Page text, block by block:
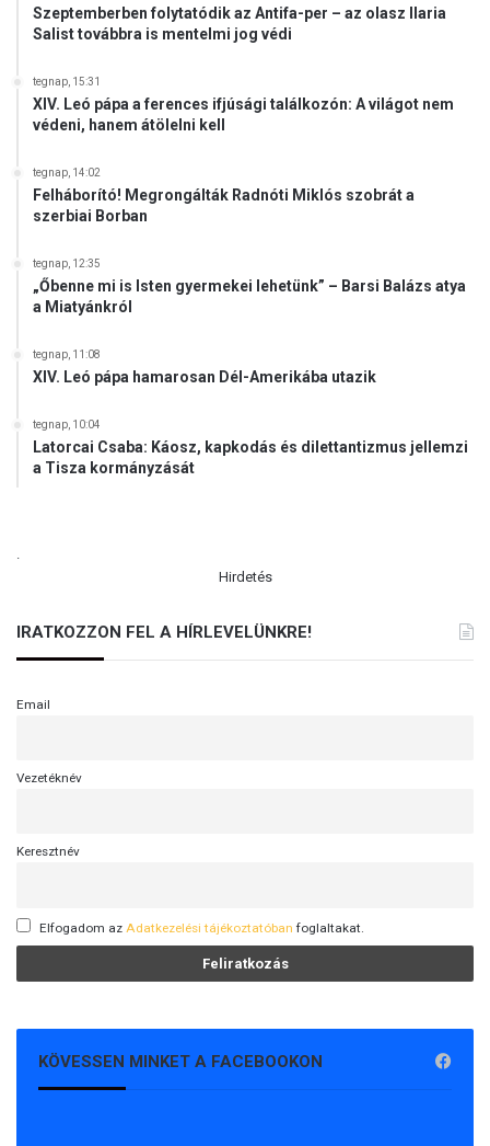
Szeptemberben folytatódik az Antifa-per – az olasz Ilaria
Salist továbbra is mentelmi jog védi
tegnap, 15:31
XIV. Leó pápa a ferences ifjúsági találkozón: A világot nem
védeni, hanem átölelni kell
tegnap, 14:02
Felháborító! Megrongálták Radnóti Miklós szobrát a
szerbiai Borban
tegnap, 12:35
„Őbenne mi is Isten gyermekei lehetünk” – Barsi Balázs atya
a Miatyánkról
tegnap, 11:08
XIV. Leó pápa hamarosan Dél-Amerikába utazik
tegnap, 10:04
Latorcai Csaba: Káosz, kapkodás és dilettantizmus jellemzi
a Tisza kormányzását
Hirdetés
IRATKOZZON FEL A HÍRLEVELÜNKRE!
Email
Vezetéknév
Keresztnév
Elfogadom az Adatkezelési tájékoztatóban foglaltakat.
KÖVESSEN MINKET A FACEBOOKON